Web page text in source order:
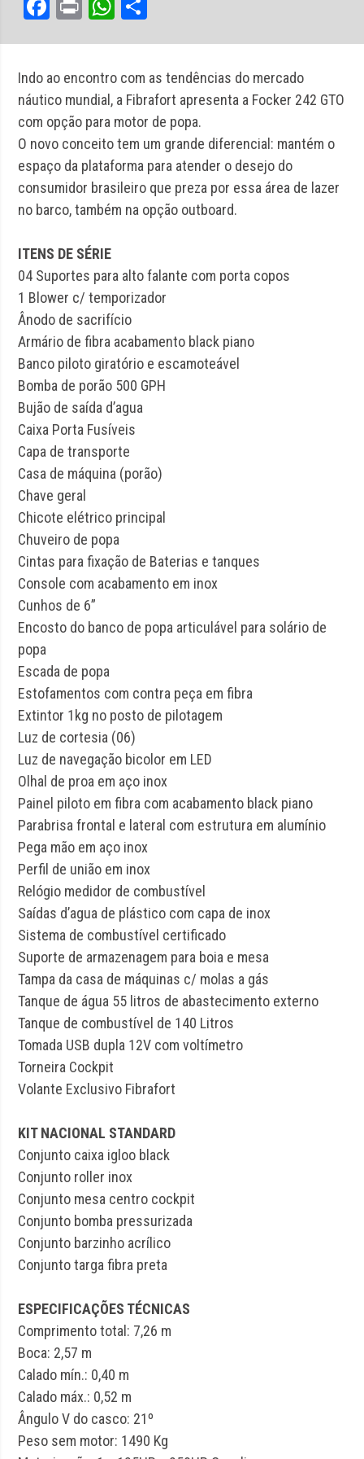
Indo ao encontro com as tendências do mercado
náutico mundial, a Fibrafort apresenta a Focker 242 GTO
com opção para motor de popa.
O novo conceito tem um grande diferencial: mantém o
espaço da plataforma para atender o desejo do
consumidor brasileiro que preza por essa área de lazer
no barco, também na opção outboard.
ITENS DE SÉRIE
04 Suportes para alto falante com porta copos
1 Blower c/ temporizador
Ânodo de sacrifício
Armário de fibra acabamento black piano
Banco piloto giratório e escamoteável
Bomba de porão 500 GPH
Bujão de saída d’agua
Caixa Porta Fusíveis
Capa de transporte
Casa de máquina (porão)
Chave geral
Chicote elétrico principal
Chuveiro de popa
Cintas para fixação de Baterias e tanques
Console com acabamento em inox
Cunhos de 6”
Encosto do banco de popa articulável para solário de
popa
Escada de popa
Estofamentos com contra peça em fibra
Extintor 1kg no posto de pilotagem
Luz de cortesia (06)
Luz de navegação bicolor em LED
Olhal de proa em aço inox
Painel piloto em fibra com acabamento black piano
Parabrisa frontal e lateral com estrutura em alumínio
Pega mão em aço inox
Perfil de união em inox
Relógio medidor de combustível
Saídas d’agua de plástico com capa de inox
Sistema de combustível certificado
Suporte de armazenagem para boia e mesa
Tampa da casa de máquinas c/ molas a gás
Tanque de água 55 litros de abastecimento externo
Tanque de combustível de 140 Litros
Tomada USB dupla 12V com voltímetro
Torneira Cockpit
Volante Exclusivo Fibrafort
KIT NACIONAL STANDARD
Conjunto caixa igloo black
Conjunto roller inox
Conjunto mesa centro cockpit
Conjunto bomba pressurizada
Conjunto barzinho acrílico
Conjunto targa fibra preta
ESPECIFICAÇÕES TÉCNICAS
Comprimento total: 7,26 m
Boca: 2,57 m
Calado mín.: 0,40 m
Calado máx.: 0,52 m
Ângulo V do casco: 21º
Peso sem motor: 1490 Kg
Facebook
PrintWhatsApp